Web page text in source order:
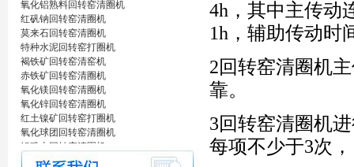
氧化铝熟料回转窑清圈机
红矾钠回转窑清圈机
莫来石回转窑清圈机
特种水泥回转窑打圈机
褐铁矿回转窑清窑机
赤铁矿回转窑清圈机
氧化镁回转窑清圈机
氧化锌回转窑清圈机
红土镍矿回转窑打圈机
氧化球团回转窑清圈机
铝矾土回转窑清圈机
铝酸钙粉窑清圈机
4h，其中主传动
1h，辅助传动时
2回转窑清圈机
靠。
3回转窑清圈机
每项不少于3次，